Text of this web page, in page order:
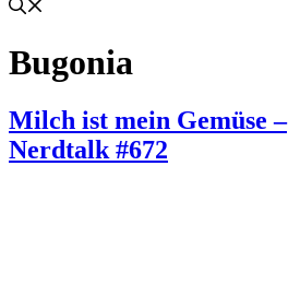
Bugonia
Milch ist mein Gemüse –
Nerdtalk #672